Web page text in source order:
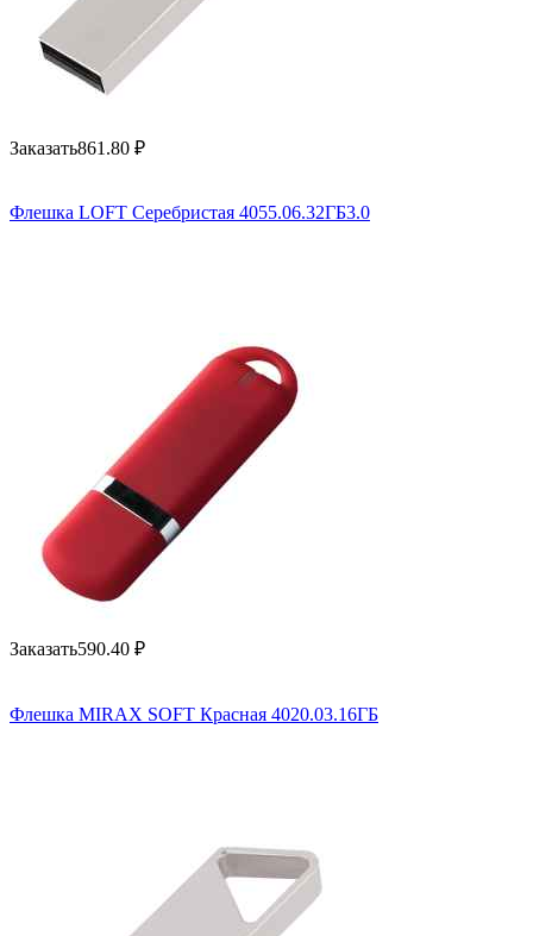
Заказать861.80 ₽
Флешка LOFT Серебристая 4055.06.32ГБ3.0
Заказать590.40 ₽
Флешка MIRAX SOFT Красная 4020.03.16ГБ